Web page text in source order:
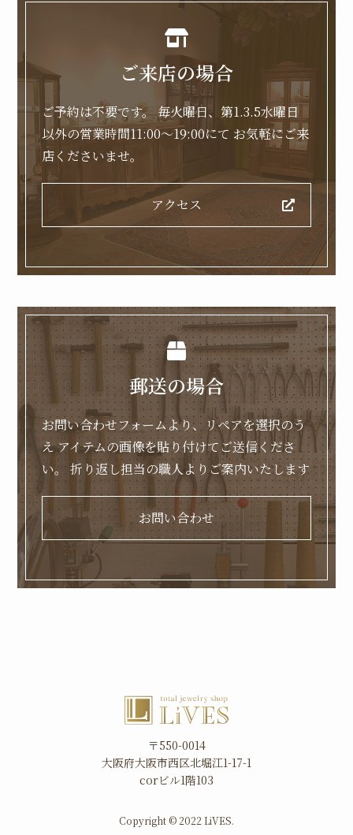
ご来店の場合
ご予約は不要です。毎火曜日、第1.3.5水曜日
以外の営業時間11:00～19:00にて お気軽にご来
店くださいませ。
アクセス
郵送の場合
お問い合わせフォームより、リペアを選択のう
えアイテムの画像を貼り付けてご送信くださ
い。
折り返し担当の職人よりご案内いたします
お問い合わせ
〒550-0014
大阪府大阪市西区北堀江1-17-1
corビル1階103
Copyright © 2022 LiVES.